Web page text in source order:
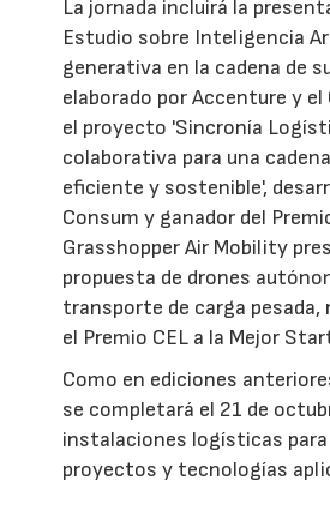
La jornada incluirá la
Estudio sobre Inteligencia
generativa en la cadena de
elaborado por Accenture y el
el proyecto 'Sincronía
colaborativa para una
eficiente y sostenible',
Consum y ganador del
Grasshopper Air Mobility
propuesta de drones
transporte de carga pesada,
el Premio CEL a la Mejor
Como en ediciones
se completará el 21 de
instalaciones logísticas
proyectos y tecnologías